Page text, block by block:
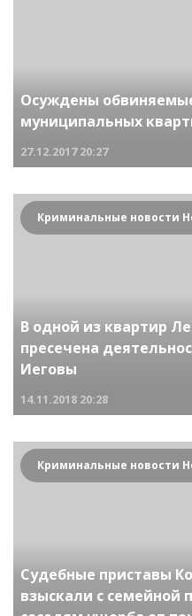
Осуждены
муниципальных
27.12.2017 20:27
В одной из квартир
пресечена
Иеговы
14.11.2018 20:28
Судебные приставы
взыскали с семейной